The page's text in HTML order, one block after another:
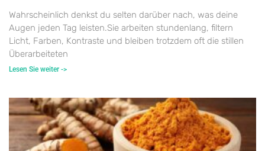
Wahrscheinlich denkst du selten darüber nach, was deine
Augen jeden Tag leisten.Sie arbeiten stundenlang, filtern
Licht, Farben, Kontraste und bleiben trotzdem oft die stillen
Überarbeiteten
Lesen Sie weiter ->